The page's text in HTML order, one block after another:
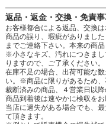
返品・返金・交換・免責
お客様都合による返品、交換は
商品の誤り、瑕疵がありまし
までご連絡下さい。本来の商
※小さなキズ、汚れにつきま
りますので、ご了承ください。
在庫不足の場合、出荷可能な
い。※商品に限りがあるため、
裁断済みの商品、４営業日以
商品到着後は速やかに検収をお
当店に過失がある場合でも、
て頂きます。